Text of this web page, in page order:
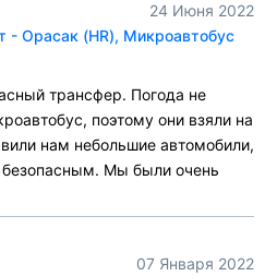
24 Июня 2022
- Орасак (HR), Микроавтобус
трансфер. Погода не
поэтому они взяли на
нам небольшие автомобили,
безопасным. Мы были очень
07 Января 2022